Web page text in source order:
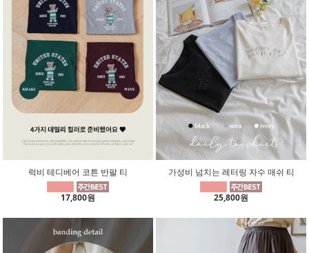
럭비 테디베어 코튼 반팔 티
17,800원
가성비 넘치는 레터링 자수 매쉬 티
25,800원